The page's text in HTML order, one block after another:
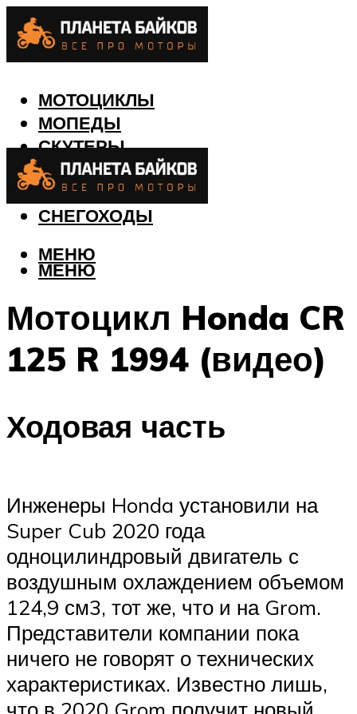
МОТОЦИКЛЫ
МОПЕДЫ
СКУТЕРЫ
КВАДРОЦИКЛЫ
ЛОДКИ
СНЕГОХОДЫ
МЕНЮ
МЕНЮ
Мотоцикл Honda CR
125 R 1994 (видео)
Ходовая часть
Инженеры Honda установили на
Super Cub 2020 года
одноцилиндровый двигатель с
воздушным охлаждением объемом
124,9 см3, тот же, что и на Grom.
Представители компании пока
ничего не говорят о технических
характеристиках. Известно лишь,